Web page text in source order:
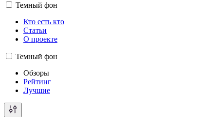
Темный фон
Кто есть кто
Статьи
О проекте
Темный фон
Обзоры
Рейтинг
Лучшие